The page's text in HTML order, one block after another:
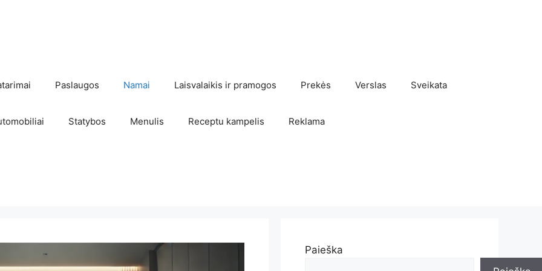
Paslaugos Namai Laisvalaikis ir pramogos Prekės Verslas Sveikata
Statybos Menulis Receptu kampelis Reklama
Paieška